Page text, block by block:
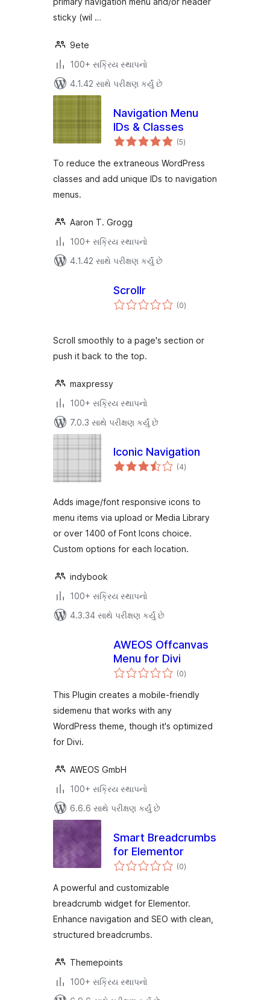
sticky (wil …
9ete
100+ સક્રિય સ્થાપનો
4.1.42 સાથે પરીક્ષણ કર્યું છે
Navigation Menu
IDs & Classes
(5કુલ
રેટિંગ્સ
)
To reduce the extraneous WordPress
classes and add unique IDs to navigation
menus.
Aaron T. Grogg
100+ સક્રિય સ્થાપનો
4.1.42 સાથે પરીક્ષણ કર્યું છે
Scrollr
(0કુલ
રેટિંગ્સ
)
Scroll smoothly to a page's section or
push it back to the top.
maxpressy
100+ સક્રિય સ્થાપનો
7.0.3 સાથે પરીક્ષણ કર્યું છે
Iconic Navigation
(4કુલ
રેટિંગ્સ
)
Adds image/font responsive icons to
menu items via upload or Media Library
or over 1400 of Font Icons choice.
Custom options for each location.
indybook
100+ સક્રિય સ્થાપનો
4.3.34 સાથે પરીક્ષણ કર્યું છે
AWEOS Offcanvas
Menu for Divi
(0કુલ
રેટિંગ્સ
)
This Plugin creates a mobile-friendly
sidemenu that works with any
WordPress theme, though it's optimized
for Divi.
AWEOS GmbH
100+ સક્રિય સ્થાપનો
6.6.6 સાથે પરીક્ષણ કર્યું છે
Smart Breadcrumbs
for Elementor
(0કુલ
રેટિંગ્સ
)
A powerful and customizable
breadcrumb widget for Elementor.
Enhance navigation and SEO with clean,
structured breadcrumbs.
Themepoints
100+ સક્રિય સ્થાપનો